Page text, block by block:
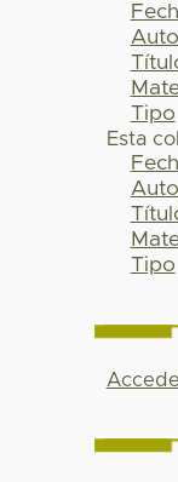
Tipo
Esta
Tipo